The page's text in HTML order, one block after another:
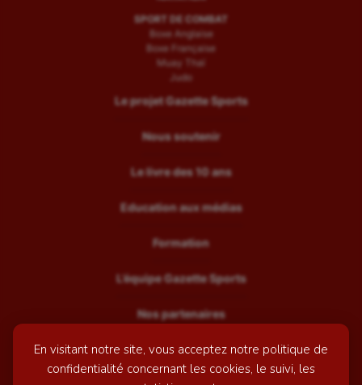
En visitant notre site, vous acceptez notre politique de
confidentialité concernant les cookies, le suivi, les
SPORT DE COMBAT
Boxe Anglaise
Boxe Française
Muay Thaï
Judo
Le projet Gazette Sports
Nous soutenir
Le livre des 10 ans
Education aux médias
Formation
L’équipe Gazette Sports
Nos partenaires
Recrutement